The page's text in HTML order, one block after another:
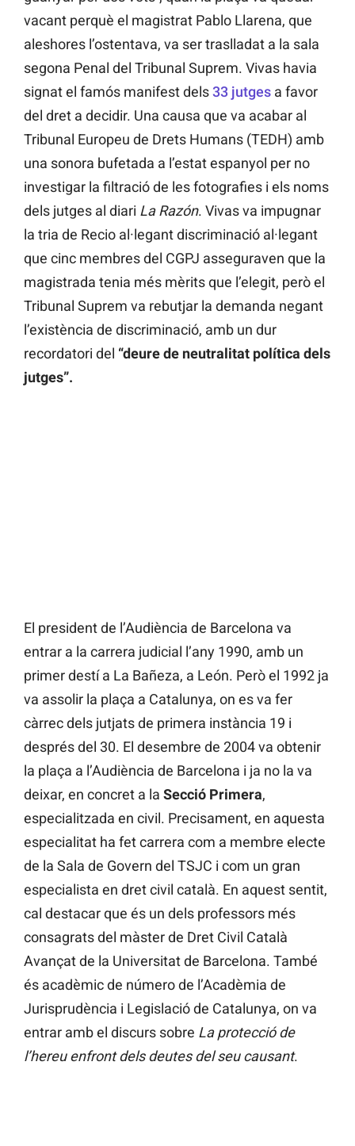
vacant perquè el magistrat Pablo Llarena, que
aleshores l’ostentava, va ser traslladat a la sala
segona Penal del Tribunal Suprem. Vivas havia
signat el famós manifest dels33 jutges a favor
del dret a decidir. Una causa que va acabar al
Tribunal Europeu de Drets Humans (TEDH) amb
una sonora bufetada a l’estat espanyol per no
investigar la filtració de les fotografies i els noms
dels jutges al diari La Razón. Vivas va impugnar
la tria de Recio al·legant discriminació al·legant
que cinc membres del CGPJ asseguraven que la
magistrada tenia més mèrits que l’elegit, però el
Tribunal Suprem va rebutjar la demanda negant
l’existència de discriminació, amb un dur
recordatori del “deure de neutralitat política dels
jutges”.
El president de l’Audiència de Barcelona va
entrar a la carrera judicial l’any 1990, amb un
primer destí a La Bañeza, a León. Però el 1992 ja
va assolir la plaça a Catalunya, on es va fer
càrrec dels jutjats de primera instància 19 i
després del 30. El desembre de 2004 va obtenir
la plaça a l’Audiència de Barcelona i ja no la va
deixar, en concret a la Secció Primera,
especialitzada en civil. Precisament, en aquesta
especialitat ha fet carrera com a membre electe
de la Sala de Govern del TSJC i com un gran
especialista en dret civil català. En aquest sentit,
cal destacar que és un dels professors més
consagrats del màster de Dret Civil Català
Avançat de la Universitat de Barcelona. També
és acadèmic de número de l’Acadèmia de
Jurisprudència i Legislació de Catalunya, on va
entrar amb el discurs sobre La protecció de
l’hereu enfront dels deutes del seu causant.